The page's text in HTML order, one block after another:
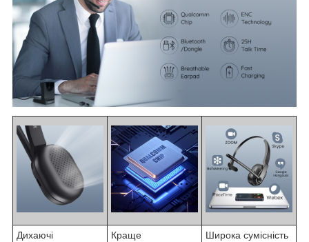
Дихаючі
Краще
Широка сумісність